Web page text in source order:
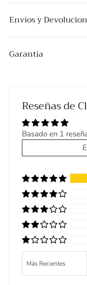
Envíos y
Garantía
Reseñas de
Basado en 1